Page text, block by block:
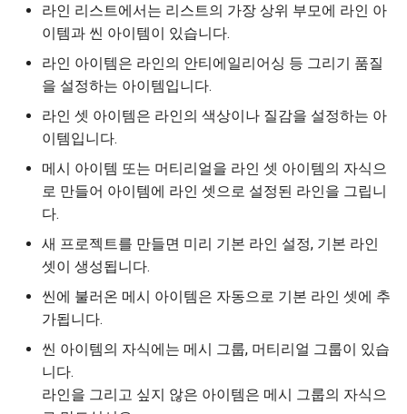
라인 리스트에서는 리스트의 가장 상위 부모에 라인 아
이템과 씬 아이템이 있습니다.
라인 아이템은 라인의 안티에일리어싱 등 그리기 품질
을 설정하는 아이템입니다.
라인 셋 아이템은 라인의 색상이나 질감을 설정하는 아
이템입니다.
메시 아이템 또는 머티리얼을 라인 셋 아이템의 자식으
로 만들어 아이템에 라인 셋으로 설정된 라인을 그립니
다.
새 프로젝트를 만들면 미리 기본 라인 설정, 기본 라인
셋이 생성됩니다.
씬에 불러온 메시 아이템은 자동으로 기본 라인 셋에 추
가됩니다.
씬 아이템의 자식에는 메시 그룹, 머티리얼 그룹이 있습
니다.
라인을 그리고 싶지 않은 아이템은 메시 그룹의 자식으